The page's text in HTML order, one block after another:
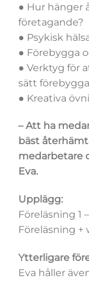
● Hur hänger
företagande?
● Psykisk
● Förebygga
● Verktyg för
sätt
● Kreativa
– Att ha
bäst
medarbetare
Eva.
Upplägg:
Föreläsning 1
Föreläsning +
Ytterligare
Eva håller